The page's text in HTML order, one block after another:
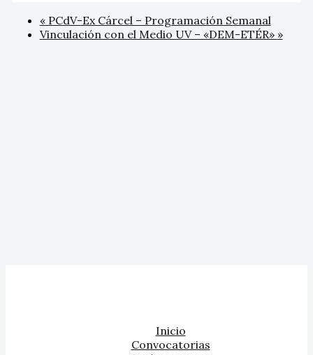
«PCdV-Ex Cárcel – Programación Semanal
Vinculación con el Medio UV – «DEM-ETÉR» »
Inicio
Convocatorias